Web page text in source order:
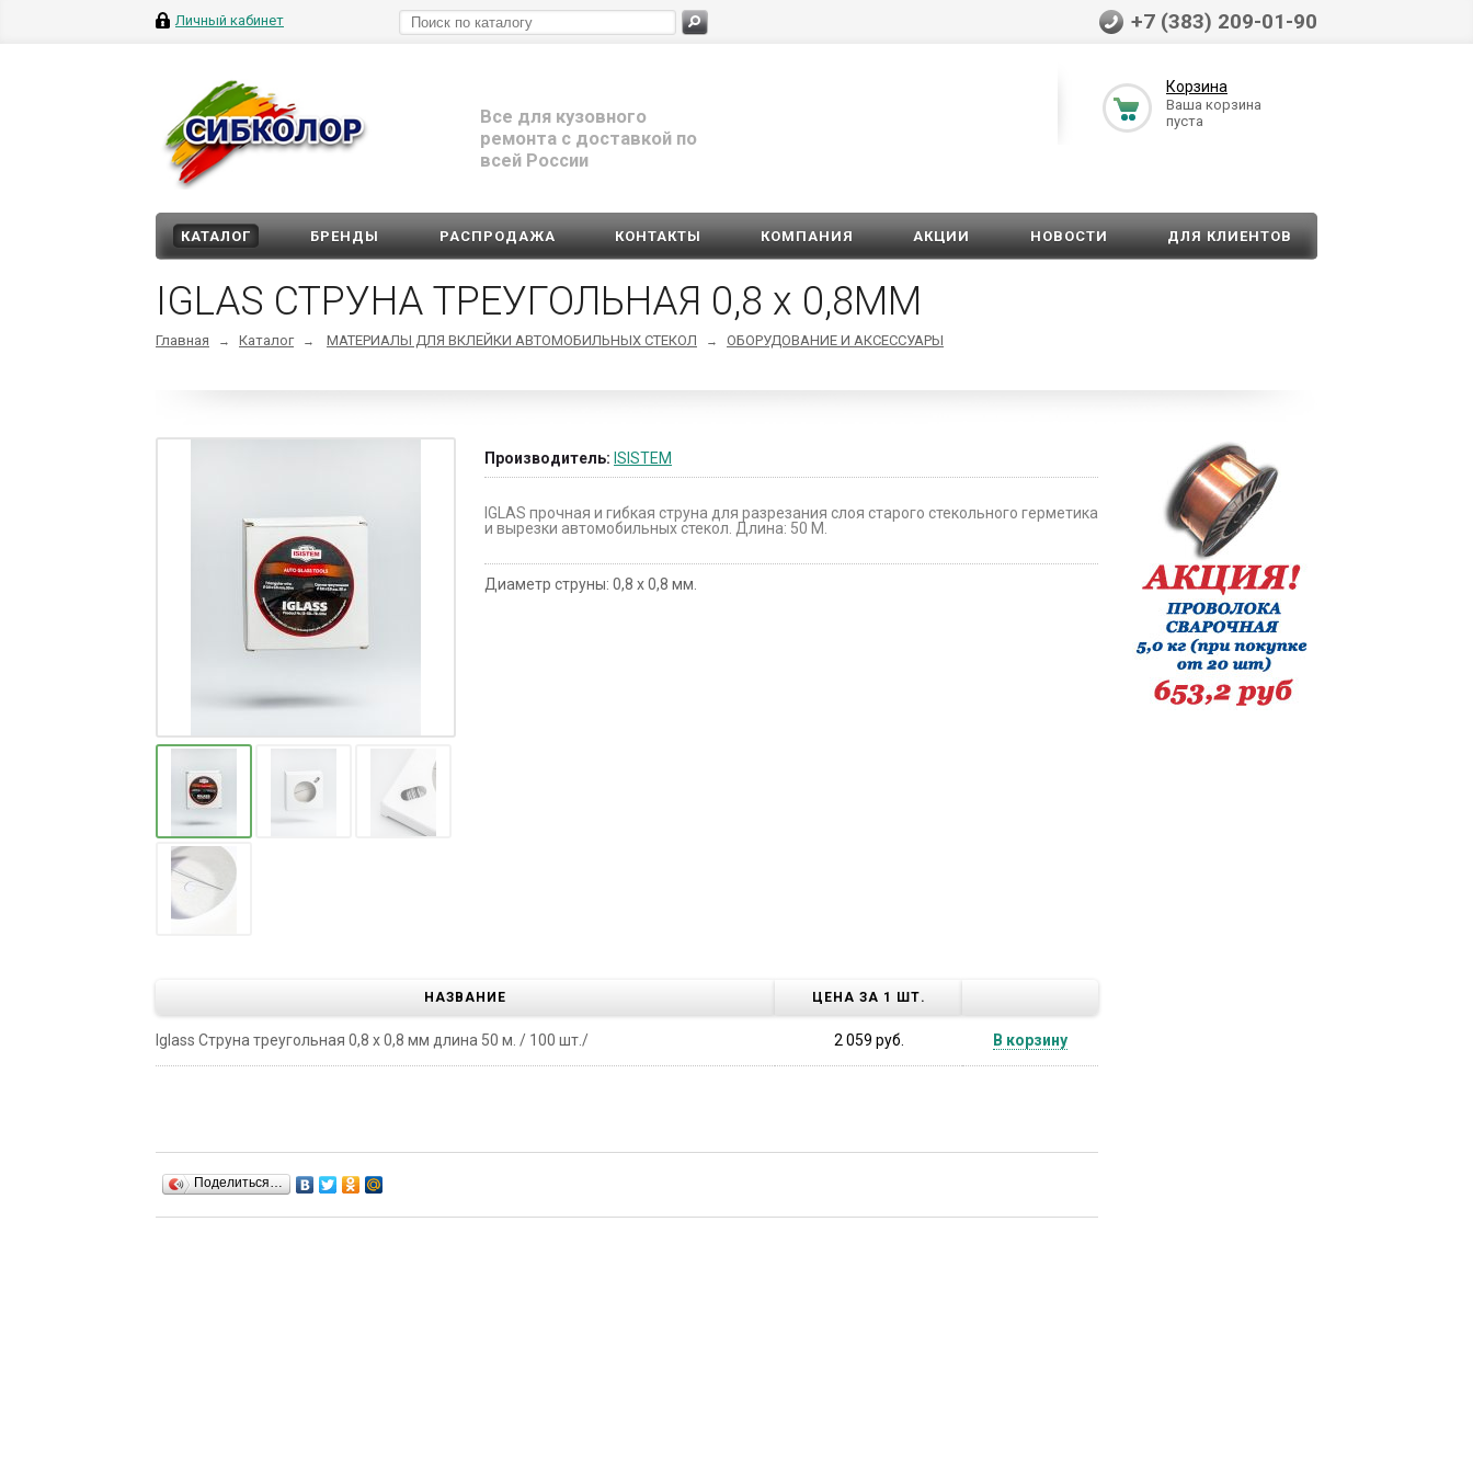
Личный кабинет +7 (383) 209-01-90
Все для кузовного
ремонта с доставкой по
всей России
Корзина
Ваша корзина
пуста
КАТАЛОГ БРЕНДЫ РАСПРОДАЖА КОНТАКТЫ КОМПАНИЯ АКЦИИ НОВОСТИ ДЛЯ КЛИЕНТОВ
IGLAS СТРУНА ТРЕУГОЛЬНАЯ 0,8 х 0,8ММ
Главная → Каталог → МАТЕРИАЛЫ ДЛЯ ВКЛЕЙКИ АВТОМОБИЛЬНЫХ СТЕКОЛ → ОБОРУДОВАНИЕ И АКСЕССУАРЫ
Производитель: ISISTEM
IGLAS прочная и гибкая струна для разрезания слоя старого стекольного герметика
и вырезки автомобильных стекол. Длина: 50 М.
Диаметр струны: 0,8 х 0,8 мм.
НАЗВАНИЕ ЦЕНА ЗА 1 ШТ.
Iglass Струна треугольная 0,8 х 0,8 мм длина 50 м. / 100 шт./ 2 059 руб. В корзину
Поделиться…